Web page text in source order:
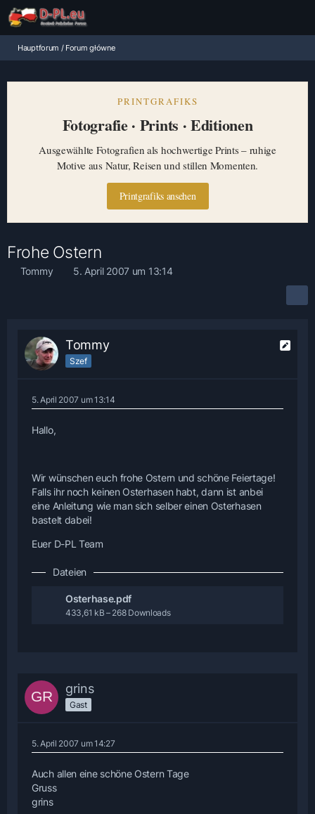
Hauptforum / Forum główne
PRINTGRAFIKS
Fotografie · Prints · Editionen
Ausgewählte Fotografien als hochwertige Prints – ruhige
Motive aus Natur, Reisen und stillen Momenten.
Printgrafiks ansehen
Frohe Ostern
Tommy 5. April 2007 um 13:14
Tommy
Szef
5. April 2007 um 13:14
Hallo,
Wir wünschen euch frohe Ostern und schöne Feiertage!
Falls ihr noch keinen Osterhasen habt, dann ist anbei
eine Anleitung wie man sich selber einen Osterhasen
bastelt dabei!
Euer D-PL Team
Dateien
Osterhase.pdf
433,61 kB – 268 Downloads
grins
Gast
5. April 2007 um 14:27
Auch allen eine schöne Ostern Tage
Gruss
grins